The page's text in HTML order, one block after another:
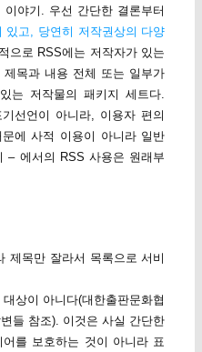
야기. 우선 간단한 결론부터
있고, 당연히 저작권상의 다양
적으로 RSS에는 저작자가 있는
목과 내용 전체 또는 일부가
는 저작물의 패키지 세트다.
선언이 아니라, 이용자 편의
에 사적 이용이 아니라 일반
– 에서의 RSS 사용은 원래부
제목만 잘라서 목록으로 서비
상이 아니다(대한출판문화협
들 참조). 이것은 사실 간단한
를 보호하는 것이 아니라 표